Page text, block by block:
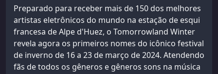
Preparado para receber mais de 150 dos melhores
artistas eletrônicos do mundo na estação de esqui
francesa de Alpe d'Huez, o Tomorrowland Winter
revela agora os primeiros nomes do icônico festival
de inverno de 16 a 23 de março de 2024. Atendendo
fãs de todos os gêneros e gêneros sons na música